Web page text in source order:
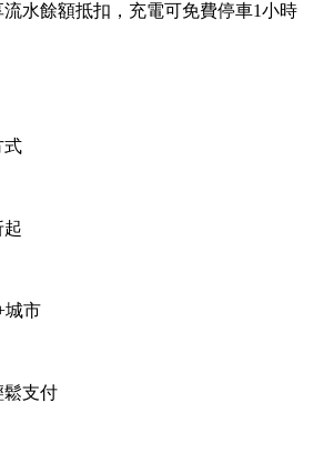
水餘額抵扣，充電可免費停車1小時
式
起
城市
鬆支付